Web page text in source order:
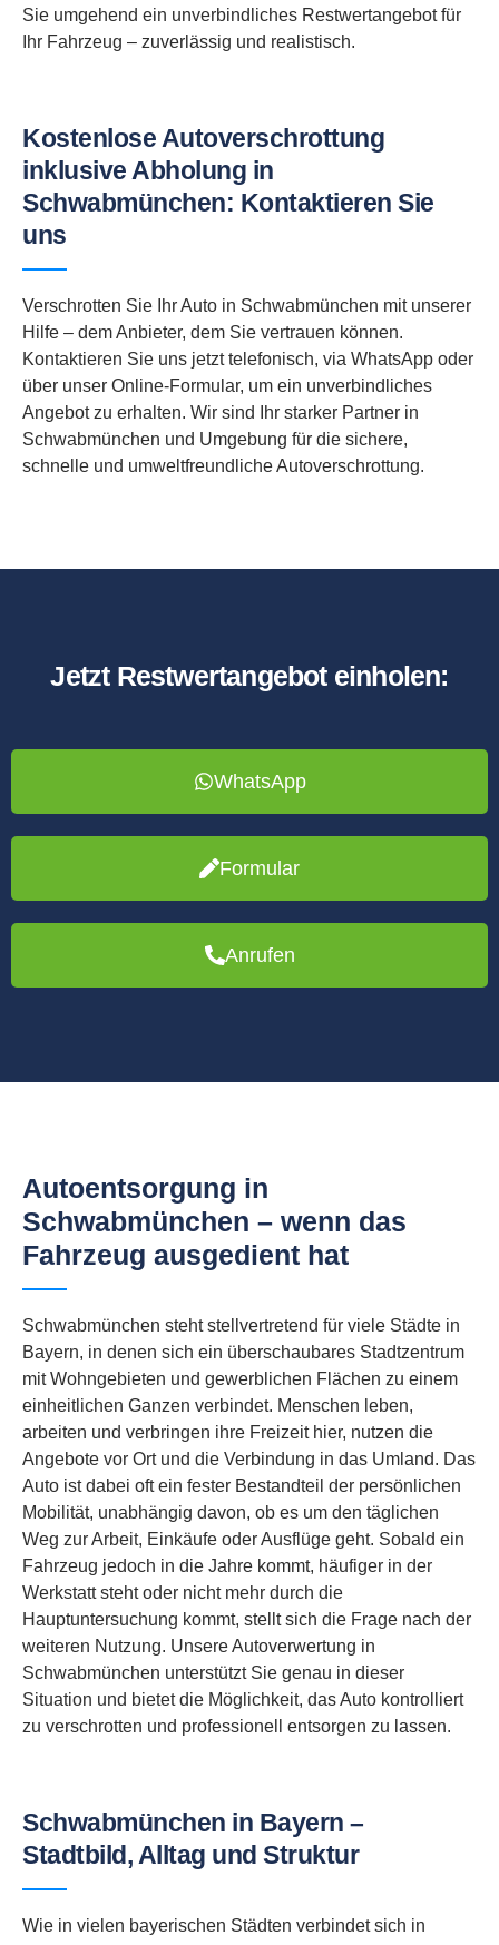
Sie umgehend ein unverbindliches Restwertangebot für
Ihr Fahrzeug – zuverlässig und realistisch.
Kostenlose Autoverschrottung
inklusive Abholung in
Schwabmünchen: Kontaktieren Sie
uns
Verschrotten Sie Ihr Auto in Schwabmünchen mit unserer
Hilfe – dem Anbieter, dem Sie vertrauen können.
Kontaktieren Sie uns jetzt telefonisch, via WhatsApp oder
über unser Online-Formular, um ein unverbindliches
Angebot zu erhalten. Wir sind Ihr starker Partner in
Schwabmünchen und Umgebung für die sichere,
schnelle und umweltfreundliche Autoverschrottung.
Jetzt Restwertangebot einholen:
WhatsApp
Formular
Anrufen
Autoentsorgung in
Schwabmünchen – wenn das
Fahrzeug ausgedient hat
Schwabmünchen steht stellvertretend für viele Städte in
Bayern, in denen sich ein überschaubares Stadtzentrum
mit Wohngebieten und gewerblichen Flächen zu einem
einheitlichen Ganzen verbindet. Menschen leben,
arbeiten und verbringen ihre Freizeit hier, nutzen die
Angebote vor Ort und die Verbindung in das Umland. Das
Auto ist dabei oft ein fester Bestandteil der persönlichen
Mobilität, unabhängig davon, ob es um den täglichen
Weg zur Arbeit, Einkäufe oder Ausflüge geht. Sobald ein
Fahrzeug jedoch in die Jahre kommt, häufiger in der
Werkstatt steht oder nicht mehr durch die
Hauptuntersuchung kommt, stellt sich die Frage nach der
weiteren Nutzung. Unsere Autoverwertung in
Schwabmünchen unterstützt Sie genau in dieser
Situation und bietet die Möglichkeit, das Auto kontrolliert
zu verschrotten und professionell entsorgen zu lassen.
Schwabmünchen in Bayern –
Stadtbild, Alltag und Struktur
Wie in vielen bayerischen Städten verbindet sich in